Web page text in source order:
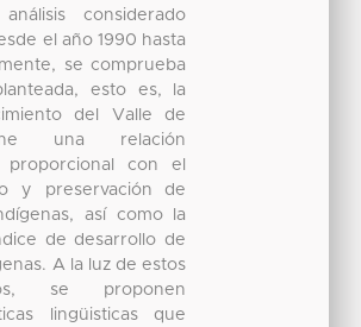
considerado
el año 1990 hasta
se comprueba
esto es, la
del Valle de
una relación
proporcional con el
y preservación de
así como la
de desarrollo de
A la luz de estos
se proponen
lingüisticas que